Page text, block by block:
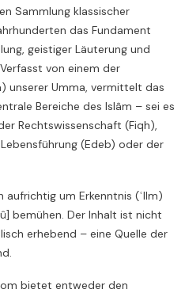
Sammlung klassischer
das Fundament
geistiger Läuterung und
von einem der
unserer Umma, vermittelt das
Bereiche des Islâm – sei es
Rechtswissenschaft (Fiqh),
(Edeb) oder der
aufrichtig um Erkenntnis (ʿIlm)
bemühen. Der Inhalt ist nicht
erhebend – eine Quelle der
bietet entweder den